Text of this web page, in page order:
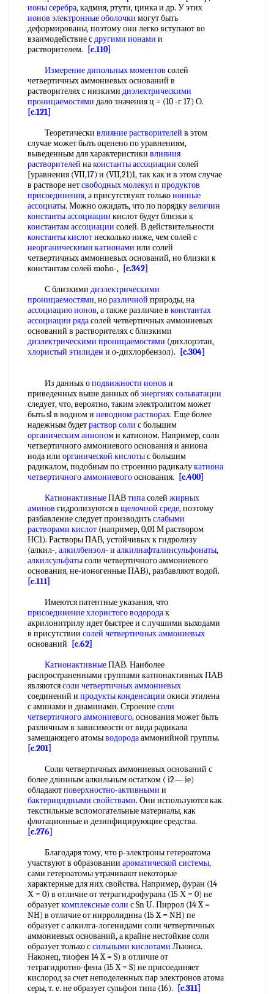
ионы серебра, кадмия, ртути, цинка и др. У этих
ионов электронные оболочки могут быть
деформированы, поэтому они легко вступают во
взаимодействие сдругими ионами и
растворителем.
[c.110]
Измерение дипольных моментов солей
четвертичных аммониевых оснований в
растворителях с низкими диэлектрическими
проницаемостями дало значения ц = (10 -г 17) О.
[c.121]
Теоретически влияние растворителей в этом
случае может быть оценено по уравнениям,
выведенным для характеристики влияния
растворителей наконстанты ассоциации солей
[уравнения (VII,17) и (VII,21)1, так как и в этом случае
в растворе нетсвободных молекули продуктов
присоединения, а присутствуют толькоионные
ассоциаты. Можно ожидать, что по порядкувеличин
константы ассоциации кислот будут близки к
константам ассоциации солей. В действительности
константы кислотнесколько ниже, чем солей с
неорганическими катионами или солей
четвертичных аммониевых оснований, но близки к
константам солей moho-, [c.342]
С близкими диэлектрическими
проницаемостями, норазличной природы, на
ассоциацию ионов, а также различие в константах
ассоциации рядасолей четвертичных аммониевых
оснований в растворителях с близкими
диэлектрическими проницаемостями (дихлорэтан,
хлористый этилиден и о-дихлорбензол). [c.304]
Из данных оподвижности ионов и
приведенных выше данных обэнергиях сольватации
следует, что, вероятно, таким электролитом может
быть sl в водном и неводном растворах. Еще более
надежным будетраствор соли с большим
органическим аниономи катионом. Например, соли
четвертичного аммониевого основания и аниона
иода или органической кислотыс большим
радикалом, подобным по строению радикалукатиона
четвертичного аммониевогооснования.
[c.400]
КатионактивныеПАВтипасолей жирных
аминов гидролизуются в щелочной среде, поэтому
разбавление следует производитьслабыми
растворами кислот (например, 0,01 М раствором
НС1). Растворы ПАВ, устойчивых к гидролизу
(алкил-,алкилбензол- и алкилнафталинсульфонаты,
алкилсульфатысоли четвертичного аммониевого
основания, не-ионогенные ПАВ), разбавляют водой.
[c.111]
Имеются патентные указания, что
присоединение хлористого водородак
акрилонитрилу идет быстрее и с лучшими выходами
в присутствии солей четвертичных аммониевых
оснований
[c.62]
КатионактивныеПАВ. Наиболее
распространенными группами катпонактивных ПАВ
являютсясоли четвертичных аммониевых
соединений и продукты конденсации окиси этилена
с аминами и диаминами. Строениесоли
четвертичного аммониевого, основания может быть
различным в зависимости от вида радикала
замещающего атомыводородааммонийной группы.
[c.201]
Соли четвертичных аммониевых оснований с
более длинным алкильным остатком ( i2— ie)
обладаютповерхностно-активными и
бактерицидными свойствами. Оии используются как
текстильные вспомогательные материалы, как
флотационные и дезинфицирующие средства.
[c.276]
Благодаря тому, что р-электроны гетероатома
участвуют в образовании ароматической системы,
сами гетероатомы утрачивают некоторые
характерные для них свойства. Например, фуран (14
Х = 0) в отличие от тетрагидрофурана (15 Х = 0) не
образуеткомплексные соли с Sn U. Пиррол (14 X =
NH) в отличие от нирролиднна (15 X = NH) пе
образует с алкилга-логенидами соли четвертичных
аммониевых оснований, а крайне нестойкие соли
образует только ссильными кислотами Льюиса.
Наконец, тиофен 14 X = S) в отличие от
тетрагидротио-фена (15 X = S) не присоединяет
кислород за счет неподеленных пар электронов атома
серы, т. е. не образует сульфон типа (16).
[c.311]